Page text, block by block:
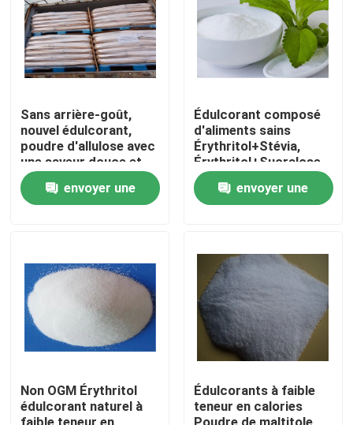
Produits
Au sujet de nous
Contrôle de qualité
Contactez-nous
Demandez une citation
Sans arrière-goût,
nouvel édulcorant,
poudre d'allulose avec
une saveur douce et
propre
envoyer une
Édulcorant composé
d'aliments sains
Érythritol+Stévia,
Érythritol+Sucralose,
Glycosides de
Momordicaenvoyer une
Non OGM Érythritol
édulcorant naturel à
Édulcorants à faible
teneur en calories